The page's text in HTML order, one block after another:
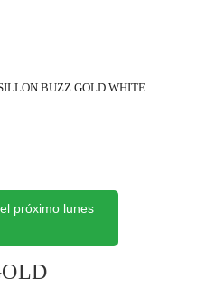
BUZZ GOLD WHITE
próximo lunes